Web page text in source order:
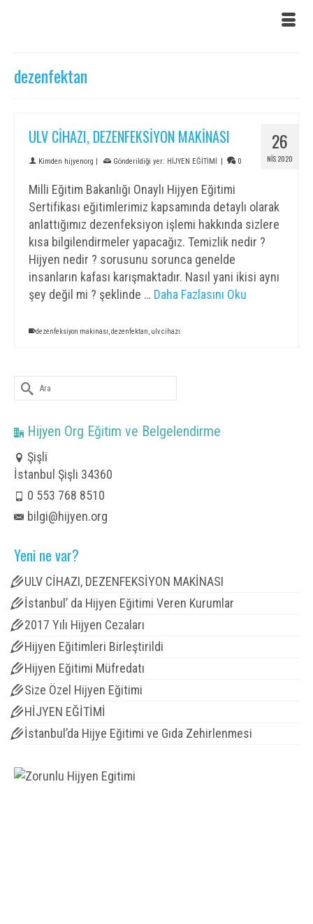
dezenfektan
26
NIS 2020
ULV CİHAZI, DEZENFEKSİYON MAKİNASI
Kimden hijyenorg | Gönderildiği yer: HİJYEN EĞİTİMİ | 0
Milli Eğitim Bakanlığı Onaylı Hijyen Eğitimi
Sertifikası eğitimlerimiz kapsamında detaylı olarak
anlattığımız dezenfeksiyon işlemi hakkında sizlere
kısa bilgilendirmeler yapacağız. Temizlik nedir ?
Hijyen nedir ? sorusunu sorunca genelde
insanların kafası karışmaktadır. Nasıl yani ikisi aynı
şey değil mi ? şeklinde … Daha Fazlasını Oku
dezenfeksiyon makinası dezenfektan ulv cihazı
Şunu
ara:
Hijyen Org Eğitim ve Belgelendirme
Şişli
İstanbul Şişli 34360
0 553 768 8510
bilgi@hijyen.org
Yeni ne var?
ULV CİHAZI, DEZENFEKSİYON MAKİNASI
İstanbul’ da Hijyen Eğitimi Veren Kurumlar
2017 Yılı Hijyen Cezaları
Hijyen Eğitimleri Birleştirildi
Hijyen Eğitimi Müfredatı
Size Özel Hijyen Eğitimi
HİJYEN EĞİTİMİ
İstanbul’da Hijye Eğitimi ve Gıda Zehirlenmesi